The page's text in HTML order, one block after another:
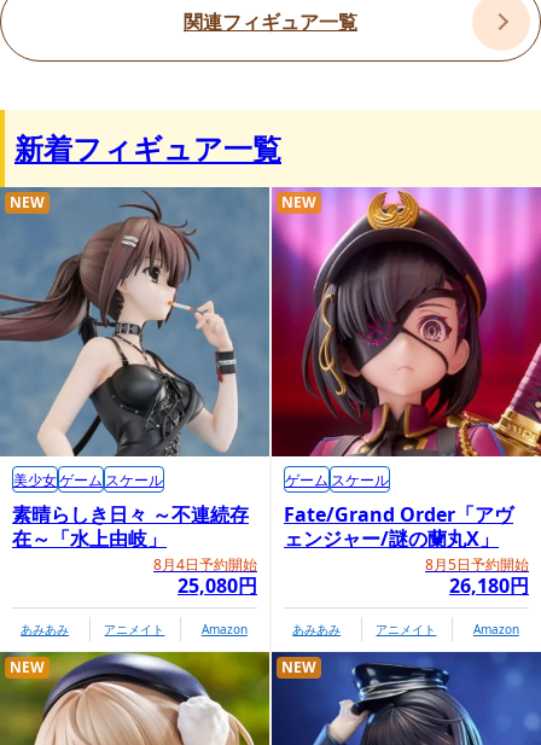
関連フィギュア一覧
新着フィギュア一覧
素晴らしき日々 ～不連続存
在～「水上由岐」
8月4日予約開始
25,080円
NEW
美少女ゲーム スケール
あみあみ アニメイト Amazon
Fate/Grand Order「アヴ
ェンジャー/謎の蘭丸X」
8月5日予約開始
26,180円
NEW
ゲーム スケール
あみあみ アニメイト Amazon
NEW NEW